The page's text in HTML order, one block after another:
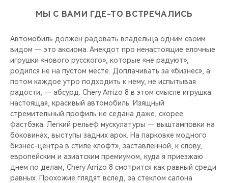
МЫ С ВАМИ ГДЕ-ТО ВСТРЕЧАЛИСЬ
Автомобиль должен радовать владельца одним своим
видом — это аксиома. Анекдот про ненастоящие елочные
игрушки «нового русского», которые «не радуют»,
родился не на пустом месте. Доплачивать за «бизнес», а
потом каждое утро подходить к нему, не испытывая
радости, — абсурд. Chery Arrizo 8 в этом смысле игрушка
настоящая, красивый автомобиль. Изящный
стремительный профиль не седана даже, скорее
фастбэка. Легкий рельеф мускулатуры — выштамповки на
боковинах, выступы задних арок. На парковке модного
бизнес-центра в стиле «лофт», заставленной, к слову,
европейским и азиатским премиумом, куда я приезжаю
днем по делам, Chery Arrizo 8 смотрится как равный среди
равных. Прохожие глядят вслед, за стеклом салона